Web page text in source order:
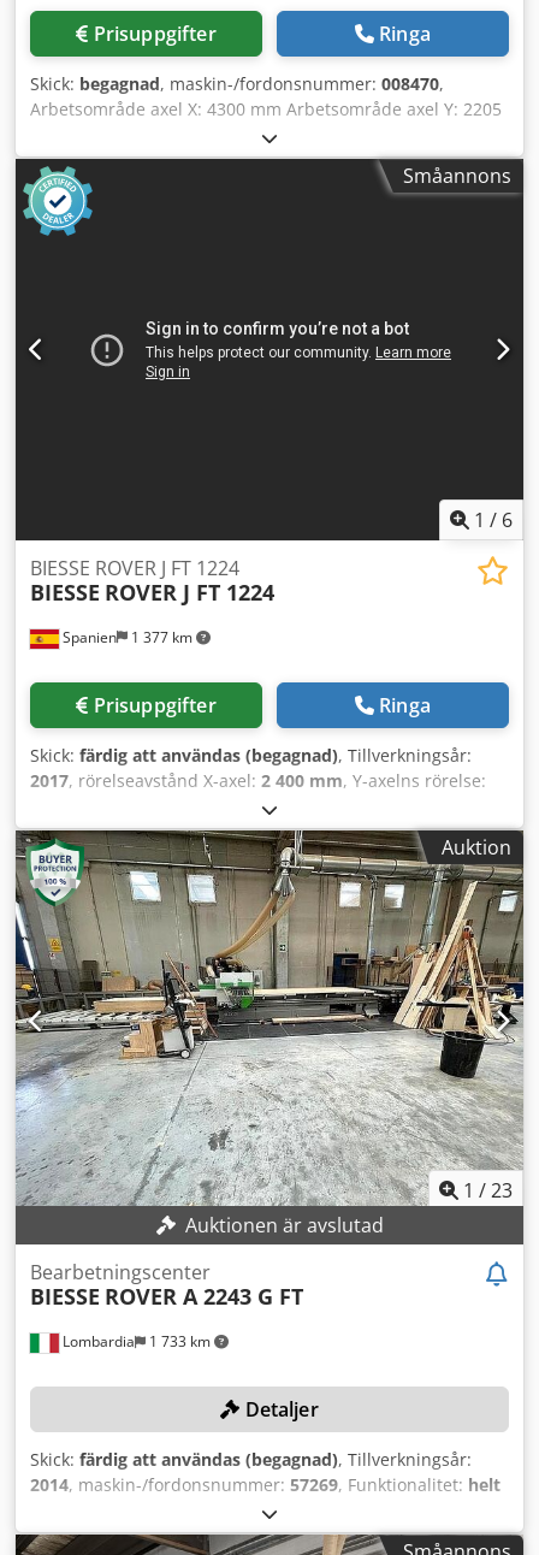
Prisuppgifter Ringa
Skick: begagnad, maskin-/fordonsnummer: 008470,
Arbetsområde axel X: 4300 mm Arbetsområde axel Y: 2205
mm Arbetsyta: nestingsbord Effekt huvudspindel: 13 kW
Dodpfx Aeyzyrvogpeck Antal kontrollerade axlar: 5 axlar
Antal borrspindlar: 46 Antal verktygsplatser: 22Småannons
1 / 6
Spanien 1 377 km
BIESSE ROVER J FT 1224
BIESSE ROVER J FT 1224
Prisuppgifter Ringa
Skick: färdig att användas (begagnad), Tillverkningsår:
2017, rörelseavstånd X-axel: 2 400 mm, Y-axelns rörelse:
, totalvikt:
spindelhastighet (max):24 000 varv/min, Denna 3-axliga
BIESSE ROVER J FT 1224 tillverkades 2017 och har ett
arbetsområde på 2400 mm x 1200 mm. Den har en CNC-
elektrospindel med en maximal hastighet på 24 000 rpm
och ett plant vakuumbord som är perfekt för fräsning,
borrning och panelbearbetning. Överväg möjligheten att
köpa denna BIESSE ROVER J FT 1224 CNC-maskin för
träbearbetning. Kontakta oss om du vill ha mer
information om denna maskin. Dcedpeyfnp Aofx Agpek •
Axlar: 3 CNC-styrda (X, Y, Z) • Kapacitet: fräsning, borrning,
fickning, panelbearbetning • Lufttillförsel: 7,5 bar •
Hastighet på sugluften: 30 m/s Ytterligare utrustning • Platt
vakuumbord med sugkoppar
Auktion
1 /23
Auktionen är avslutad
Lombardia 1 733 km
Bearbetningscenter
BIESSE ROVER A 2243 G FT
Detaljer
Skick: färdig att användas (begagnad), Tillverkningsår:
2014, maskin-/fordonsnummer: 57269, Funktionalitet: helt
, rörelseavstånd X-axel:
rörelse:2 205 mm, kontrollermodell:NC 1000, TEKNISKA